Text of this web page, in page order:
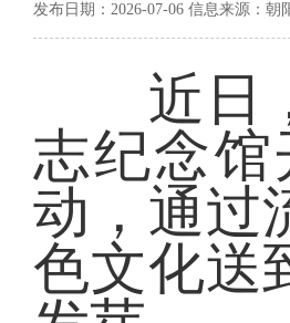
发布日期：2026-07-06 信息来源：朝
近日，
志纪念
动，通过
色文化送